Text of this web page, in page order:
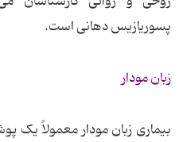
پسوریازیس دهانی است.
زبان مودار
بیماری زبان مودار معمولاً